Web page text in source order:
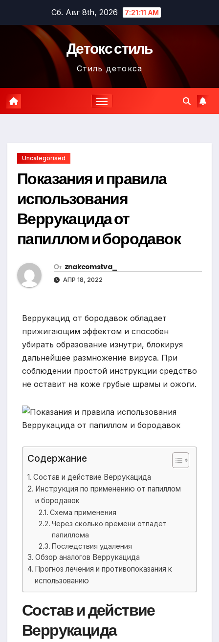
содержимому
Сб. Авг 8th, 2026 7:21:12 AM
Детокс стиль
Стиль детокса
Uncategorised
Показания и правила
использования
Веррукацида от
папиллом и бородавок
От znakcomstva_
АПР 18, 2022
Веррукацид от бородавок обладает
прижигающим эффектом и способен
убирать образование изнутри, блокируя
дальнейшее размножение вируса. При
соблюдении простой инструкции средство
не оставит на коже грубые шрамы и ожоги.
Содержание
Состав и действие Веррукацида
Инструкция по применению от папиллом
и бородавок
Схема применения
Через сколько времени отпадет
папиллома
Последствия удаления
Обзор аналогов Веррукацида
Прогноз лечения и противопоказания к
использованию
Состав и действие
Веррукацида